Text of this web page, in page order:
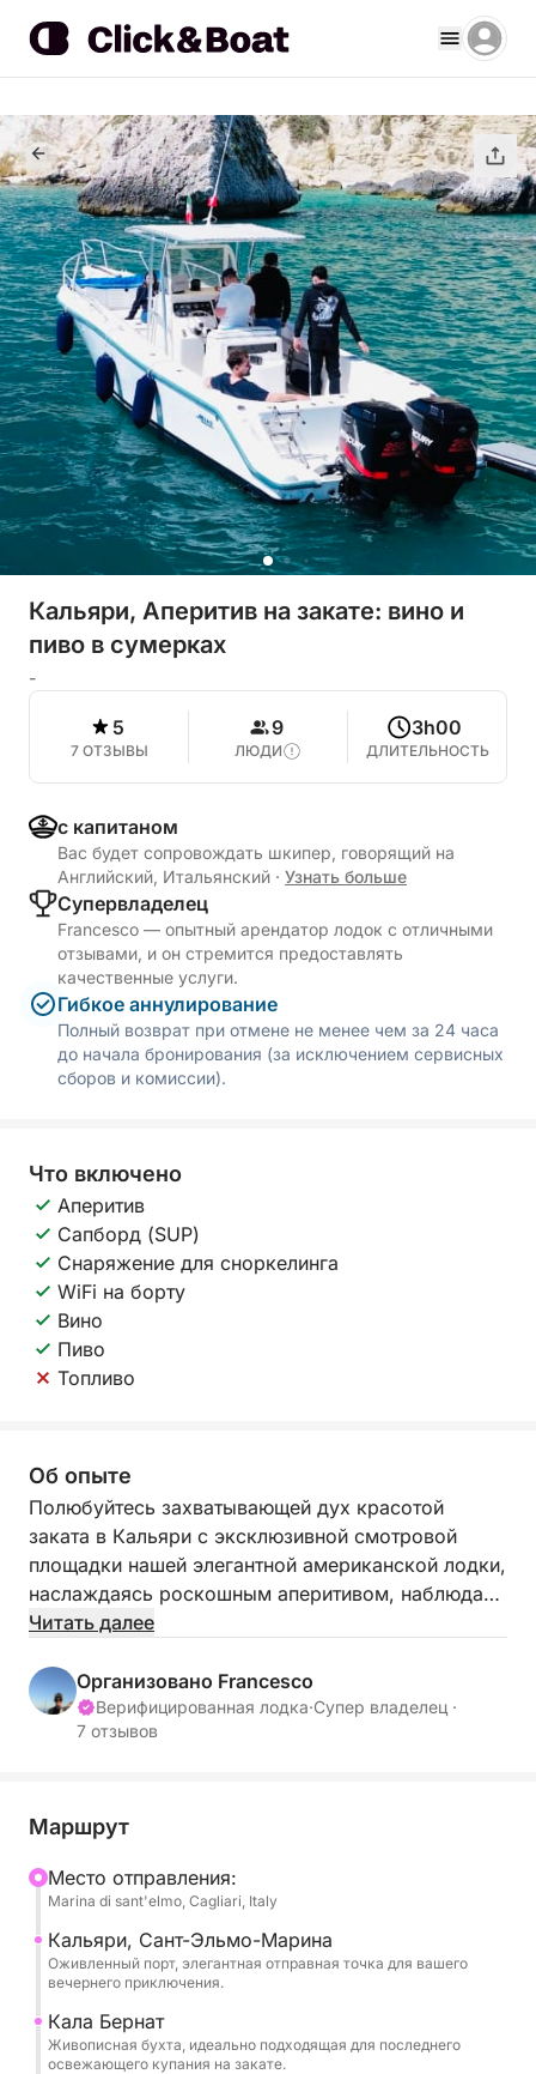
Кальяри, Аперитив на закате: вино и
пиво в сумерках
-
5
7 ОТЗЫВЫ
9
ЛЮДИ
3h00
ДЛИТЕЛЬНОСТЬ
с капитаном
Вас будет сопровождать шкипер, говорящий на
Английский, Итальянский · Узнать больше
Cупервладелец
Francesco — опытный арендатор лодок с отличными
отзывами, и он стремится предоставлять
качественные услуги.
Гибкое аннулирование
Полный возврат при отмене не менее чем за 24 часа
до начала бронирования (за исключением сервисных
сборов и комиссии).
Что включено
Аперитив
Сапборд (SUP)
Снаряжение для сноркелинга
WiFi на борту
Вино
Пиво
Топливо
Об опыте
Полюбуйтесь захватывающей дух красотой
заката в Кальяри с эксклюзивной смотровой
площадки нашей элегантной американской лодки,
наслаждаясь роскошным аперитивом, наблюдая,
как небо превращается в полотно ярких красок.
побережья с возможностью еще раз поплавать
или покататься на доске с веслом в конце дня.
Эльмо в Кальяри в сторону живописного залива
великолепного побережья, любуясь красотой
Кала Моска и Кала Фигера, а затем обогнем
величественный Селла-дель-Дьяволо, откуда
открываются захватывающие панорамные виды,
залитые теплым вечерним светом. Наше
путешествие завершится достижением
знаменитого пляжа Поэтто, где мы бросим якорь,
Читать далее
Организовано Francesco
Верифицированная лодка·Супер владелец ·
7 отзывов
Маршрут
Mесто отправления:
Marina di sant'elmo, Cagliari, Italy
Кальяри, Сант-Эльмо-Марина
Оживленный порт, элегантная отправная точка для вашего
вечернего приключения.
Кала Бернат
Живописная бухта, идеально подходящая для последнего
освежающего купания на закате.